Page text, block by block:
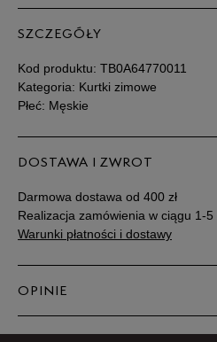
SZCZEGÓŁY
Kod produktu: TB0A64770011
Kategoria: Kurtki zimowe
Płeć: Męskie
DOSTAWA I ZWROT
Darmowa dostawa od 400 zł
Realizacja zamówienia w ciągu 1-
Warunki płatności i dostawy
OPINIE